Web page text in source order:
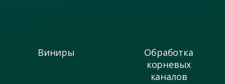
Виниры
Обработка
корневых
каналов